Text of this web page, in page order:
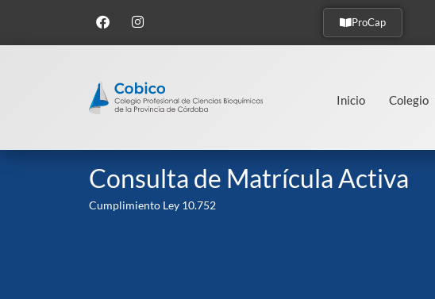
ProCap
Inicio Colegio
Consulta de Matrícula Activa
Cumplimiento Ley 10.752